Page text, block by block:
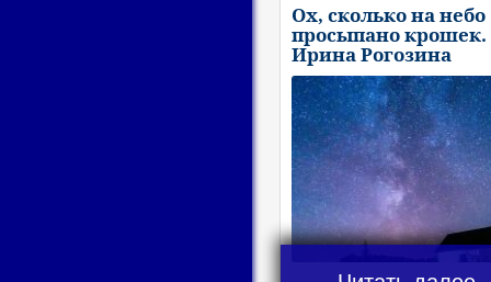
Ох, сколько на небо
просыпано крошек.
Ирина Рогозина